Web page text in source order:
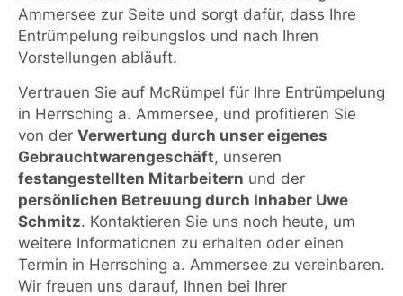
Ammersee zur Seite und sorgt dafür, dass Ihre
Entrümpelung reibungslos und nach Ihren
Vorstellungen abläuft.
Vertrauen Sie auf McRümpel für Ihre Entrümpelung
in Herrsching a. Ammersee, und profitieren Sie
von der Verwertung durch unser eigenes
Gebrauchtwarengeschäft, unseren
festangestellten Mitarbeitern und der
persönlichen Betreuung durch Inhaber Uwe
Schmitz. Kontaktieren Sie uns noch heute, um
weitere Informationen zu erhalten oder einen
Termin in Herrsching a. Ammersee zu vereinbaren.
Wir freuen uns darauf, Ihnen bei Ihrer